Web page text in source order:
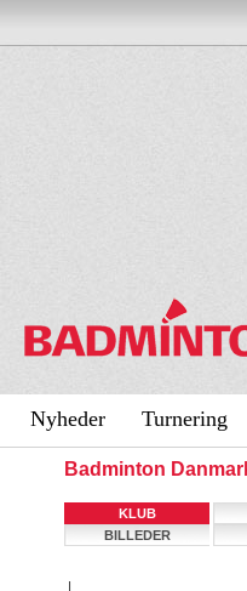
Nyheder Turnering
Badminton
KLUB
BILLEDER